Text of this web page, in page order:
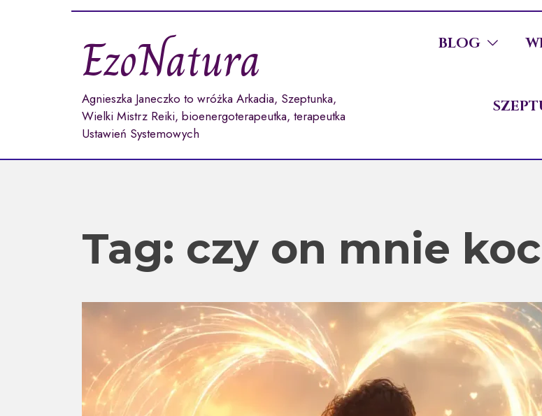
EzoNatura
Agnieszka Janeczko to wróżka Arkadia, Szeptunka,
Wielki Mistrz Reiki, bioenergoterapeutka, terapeutka
Ustawień Systemowych
BLOG
Tag: czy on mnie